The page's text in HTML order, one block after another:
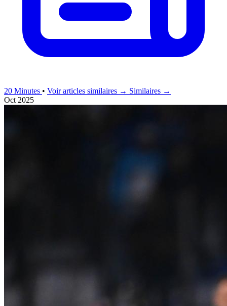
20 Minutes • Voir articles similaires → Similaires →
Oct 2025